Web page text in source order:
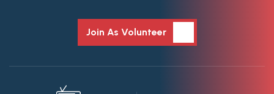
Join As Volunteer